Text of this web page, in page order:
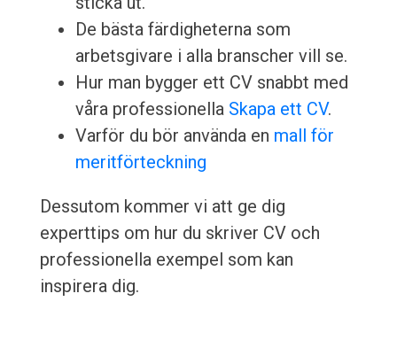
De bästa färdigheterna som
arbetsgivare i alla branscher vill se.
Hur man bygger ett CV snabbt med
våra professionella Skapa ett CV.
Varför du bör använda en mall för
meritförteckning
Dessutom kommer vi att ge dig
experttips om hur du skriver CV och
professionella exempel som kan
inspirera dig.